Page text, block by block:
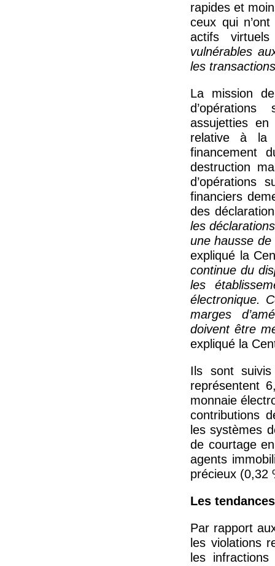
rapides et
ceux qui
actifs
vulnérables
les
La mission
assujetties
relative à la
financement
destruction
d’opérations
financiers
des
les
une hausse
expliqué la
continue du
les
électronique.
marges
doivent être
expliqué la
Ils sont
représentent
monnaie
contributions
les systèmes
de courtage
agents
précieux (0,32
Les
Par rapport
les violations
les